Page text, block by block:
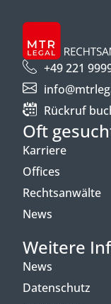
+49 221
Rückruf
Oft
Karriere
Offices
Rechtsanwälte
News
Weitere
News
Datenschutz